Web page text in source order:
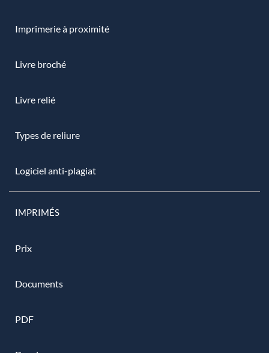
Imprimerie à proximité
Livre broché
Livre relié
Types de reliure
Logiciel anti-plagiat
IMPRIMÉS
Prix
Documents
PDF